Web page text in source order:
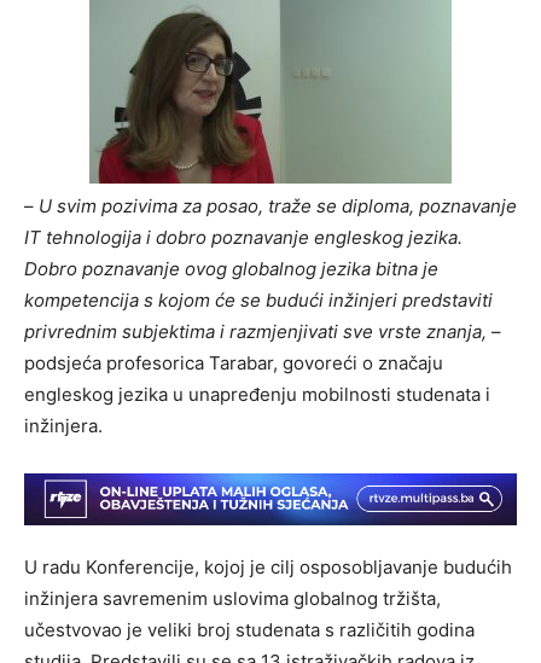
– U svim pozivima za posao, traže se diploma, poznavanje
IT tehnologija i dobro poznavanje engleskog jezika.
Dobro poznavanje ovog globalnog jezika bitna je
kompetencija s kojom će se budući inžinjeri predstaviti
privrednim subjektima i razmjenjivati sve vrste znanja, –
podsjeća profesorica Tarabar, govoreći o značaju
engleskog jezika u unapređenju mobilnosti studenata i
inžinjera.
U radu Konferencije, kojoj je cilj osposobljavanje budućih
inžinjera savremenim uslovima globalnog tržišta,
učestvovao je veliki broj studenata s različitih godina